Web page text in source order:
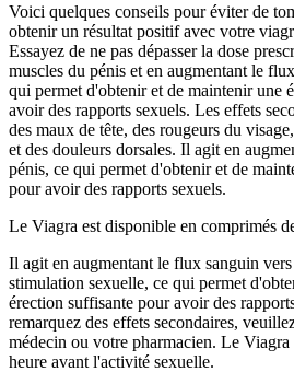
Voici quelques conseils pour éviter de
obtenir un résultat positif avec votre
Essayez de ne pas dépasser la dose
muscles du pénis et en augmentant le
qui permet d'obtenir et de maintenir une
avoir des rapports sexuels. Les effets
des maux de tête, des rougeurs du
et des douleurs dorsales. Il agit en
pénis, ce qui permet d'obtenir et de
pour avoir des rapports sexuels.
Le Viagra est disponible en comprimés
Il agit en augmentant le flux sanguin
stimulation sexuelle, ce qui permet
érection suffisante pour avoir des
remarquez des effets secondaires,
médecin ou votre pharmacien. Le
heure avant l'activité sexuelle.